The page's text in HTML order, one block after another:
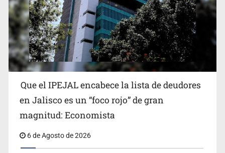
Congreso, de vacación y con varios pendientes
Que el IPEJAL encabece la lista de deudores
en Jalisco es un “foco rojo” de gran
magnitud: Economista
6 de Agosto de 2026